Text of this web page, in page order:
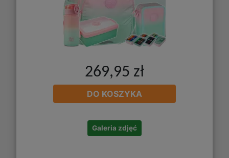
269,95 zł
DO KOSZYKA
Galeria zdjęć